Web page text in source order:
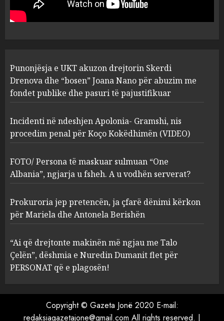
1
abuzim me fondet publike dhe
pasuri të pajustifikuar
2
Apolonia- Gramshi, nis
procedim penal për Koço
Kokëdhimën (VIDEO)
MARCH 27, 2025
3
FOTO/ Persona të maskuar
sulmuan “One Albania”,
ngjarja u fsheh. A u vodhën
serverat?
4
Prokuroria jep pretencën, ja
çfarë dënimi kërkon për
Berishën
MARCH 25, 2025
“Ai që drejtonte makinën më
ngjau me Talo Çelën”,
dëshmia e Nuredin Dumanit
Punonjësja e UKT akuzon drejtorin Skerdi
Drenova dhe “bosen” Joana Nano për abuzim me
fondet publike dhe pasuri të pajustifikuar
Incidenti në ndeshjen Apolonia- Gramshi, nis
procedim penal për Koço Kokëdhimën (VIDEO)
FOTO/ Persona të maskuar sulmuan “One
Albania”, ngjarja u fsheh. A u vodhën serverat?
Prokuroria jep pretencën, ja çfarë dënimi kërkon
për Mariela dhe Antonela Berishën
“Ai që drejtonte makinën më ngjau me Talo
Çelën”, dëshmia e Nuredin Dumanit flet për
PERSONAT që e plagosën!
Copyright © Gazeta Jonë 2020 E-mail:
redaksiagazetajone@gmail.com All rights reserved. |